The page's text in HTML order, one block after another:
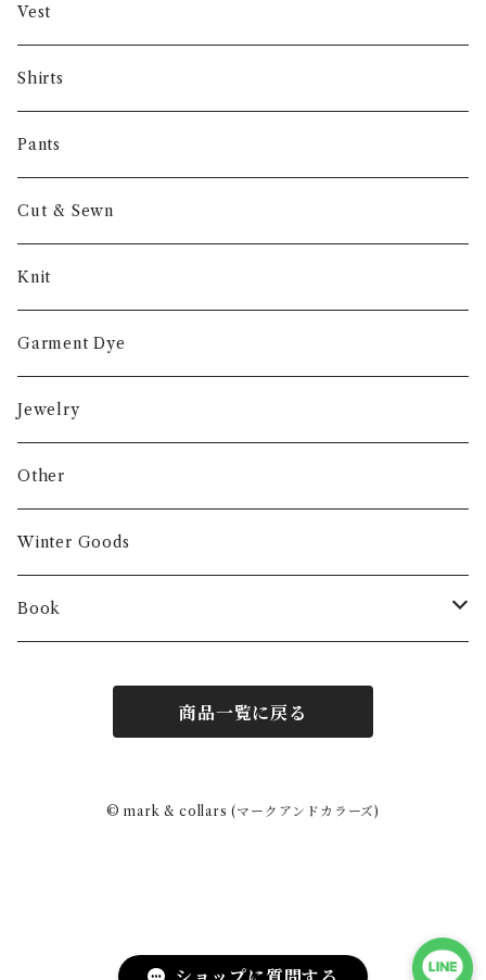
Gambert
NORIEI
Other
Vest
Shirts
Pants
Cut & Sewn
Knit
Garment Dye
Jewelry
Other
Winter Goods
Book
商品一覧に戻る
© mark & collars (マークアンドカラーズ)